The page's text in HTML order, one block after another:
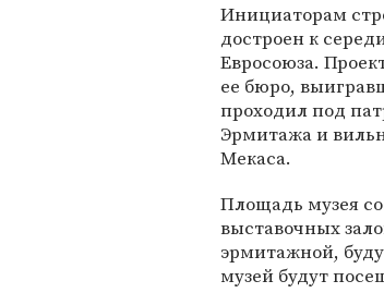
Инициаторам
достроен к
Евросоюза.
ее бюро,
проходил под
Эрмитажа и
Мекаса.
Площадь музея
выставочных
эрмитажной,
музей будут